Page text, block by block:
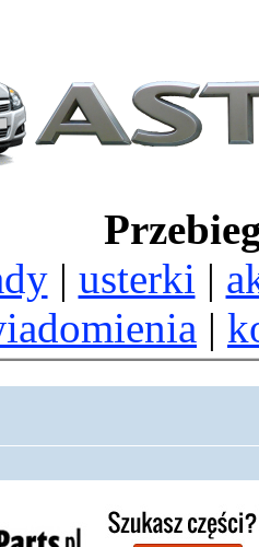
| usterki |
|